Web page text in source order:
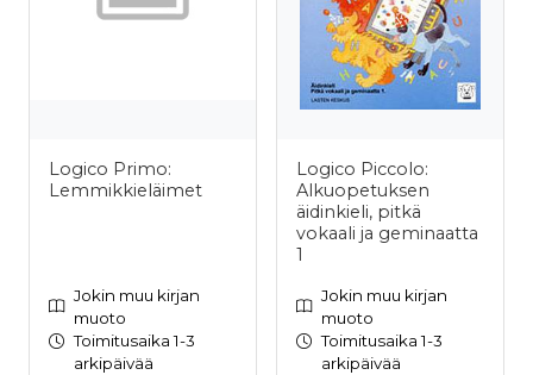
Logico Primo:
Lemmikkieläimet
Jokin muu kirjan
muoto
Toimitusaika 1-3
arkipäivää
Logico Piccolo:
Alkuopetuksen
äidinkieli, pitkä
vokaali ja geminaatta
1
Jokin muu kirjan
muoto
Toimitusaika 1-3
arkipäivää